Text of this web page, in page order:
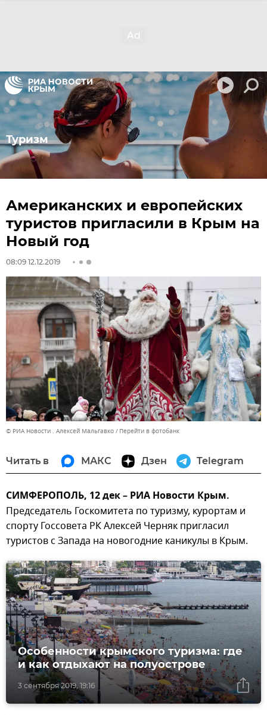
Туризм
Американских и европейских
туристов пригласили в Крым на
Новый год
08:09 12.12.2019
© РИА Новости . Алексей Мальгавко Перейти в фотобанк
Читать в МАКС Дзен Telegram
СИМФЕРОПОЛЬ, 12 дек – РИА Новости Крым.
Председатель Госкомитета по туризму, курортам и
спорту Госсовета РК Алексей Черняк пригласил
туристов с Запада на новогодние каникулы в Крым.
3 сентября 2019, 19:16
Особенности крымского туризма: где
и как отдыхают на полуострове